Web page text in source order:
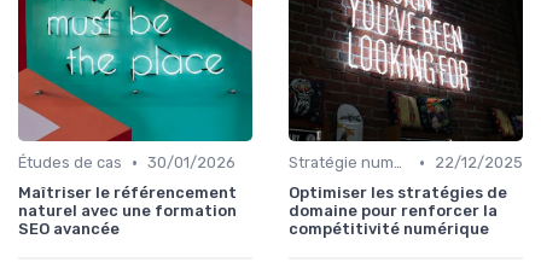
Études de cas • 30/01/2026
Maîtriser le référencement
naturel avec une formation
SEO avancée
Stratégie numérique •
22/12/2025
Optimiser les stratégies de
domaine pour renforcer la
compétitivité numérique